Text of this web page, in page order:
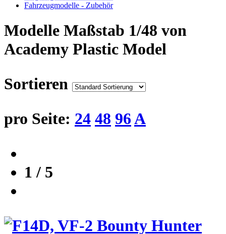
Fahrzeugmodelle - Zubehör
Modelle Maßstab 1/48 von
Academy Plastic Model
Sortieren
pro Seite: 24 48 96A
1 / 5